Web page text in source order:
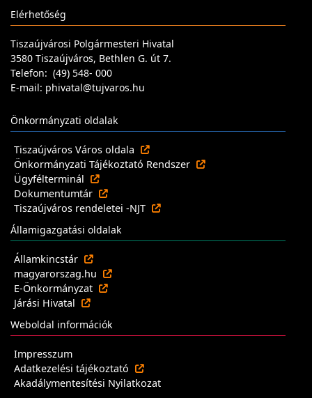
Elérhetőség
Tiszaújvárosi Polgármesteri Hivatal
3580 Tiszaújváros, Bethlen G. út 7.
Telefon: (49) 548- 000
E-mail: phivatal@tujvaros.hu
Önkormányzati oldalak
Tiszaújváros Város oldala
Önkormányzati Tájékoztató Rendszer
Ügyfélterminál
Dokumentumtár
Tiszaújváros rendeletei -NJT
Államigazgatási oldalak
Államkincstár
magyarorszag.hu
E-Önkormányzat
Járási Hivatal
Weboldal információk
Impresszum
Adatkezelési tájékoztató
Akadálymentesítési Nyilatkozat